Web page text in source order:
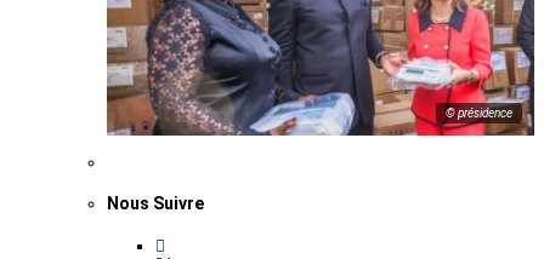
© présidence
Nous Suivre